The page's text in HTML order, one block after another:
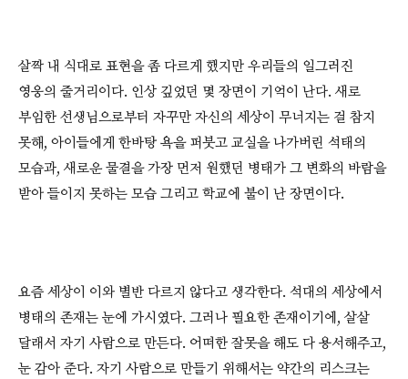
살짝 내 식대로 표현을 좀 다르게 했지만 우리들의 일그러진
영웅의 줄거리이다. 인상 깊었던 몇 장면이 기억이 난다. 새로
부임한 선생님으로부터 자꾸만 자신의 세상이 무너지는 걸 참지
못해, 아이들에게 한바탕 욕을 퍼붓고 교실을 나가버린 석태의
모습과, 새로운 물결을 가장 먼저 원했던 병태가 그 변화의 바람을
받아 들이지 못하는 모습 그리고 학교에 불이 난 장면이다.
요즘 세상이 이와 별반 다르지 않다고 생각한다. 석대의 세상에서
병태의 존재는 눈에 가시였다. 그러나 필요한 존재이기에, 살살
달래서 자기 사람으로 만든다. 어떠한 잘못을 해도 다 용서해주고,
눈 감아 준다. 자기 사람으로 만들기 위해서는 약간의 리스크는